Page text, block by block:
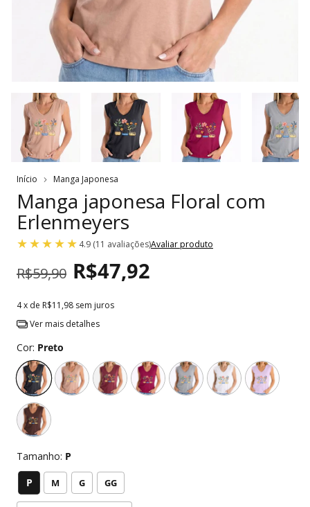
Início Manga Japonesa
Manga japonesa Floral com
Erlenmeyers
4.9 (11 avaliações)Avaliar produto
R$59,90 R$47,92
4x de R$11,98 sem juros
Ver mais detalhes
Cor: Preto
Tamanho: P
P M G GG